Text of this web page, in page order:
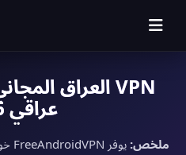
عراقي 2026
ملخص: